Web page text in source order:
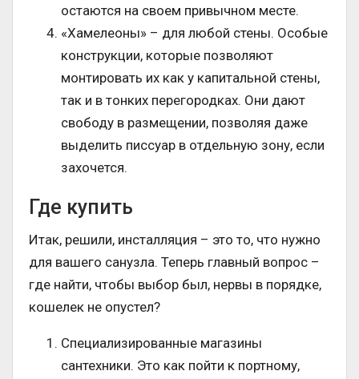
остаются на своем привычном месте.
«Хамелеоны» – для любой стены. Особые
конструкции, которые позволяют
монтировать их как у капитальной стены,
так и в тонких перегородках. Они дают
свободу в размещении, позволяя даже
выделить писсуар в отдельную зону, если
захочется.
Где купить
Итак, решили, инсталляция – это то, что нужно
для вашего санузла. Теперь главный вопрос –
где найти, чтобы выбор был, нервы в порядке,
кошелек не опустел?
Специализированные магазины
сантехники. Это как пойти к портному,